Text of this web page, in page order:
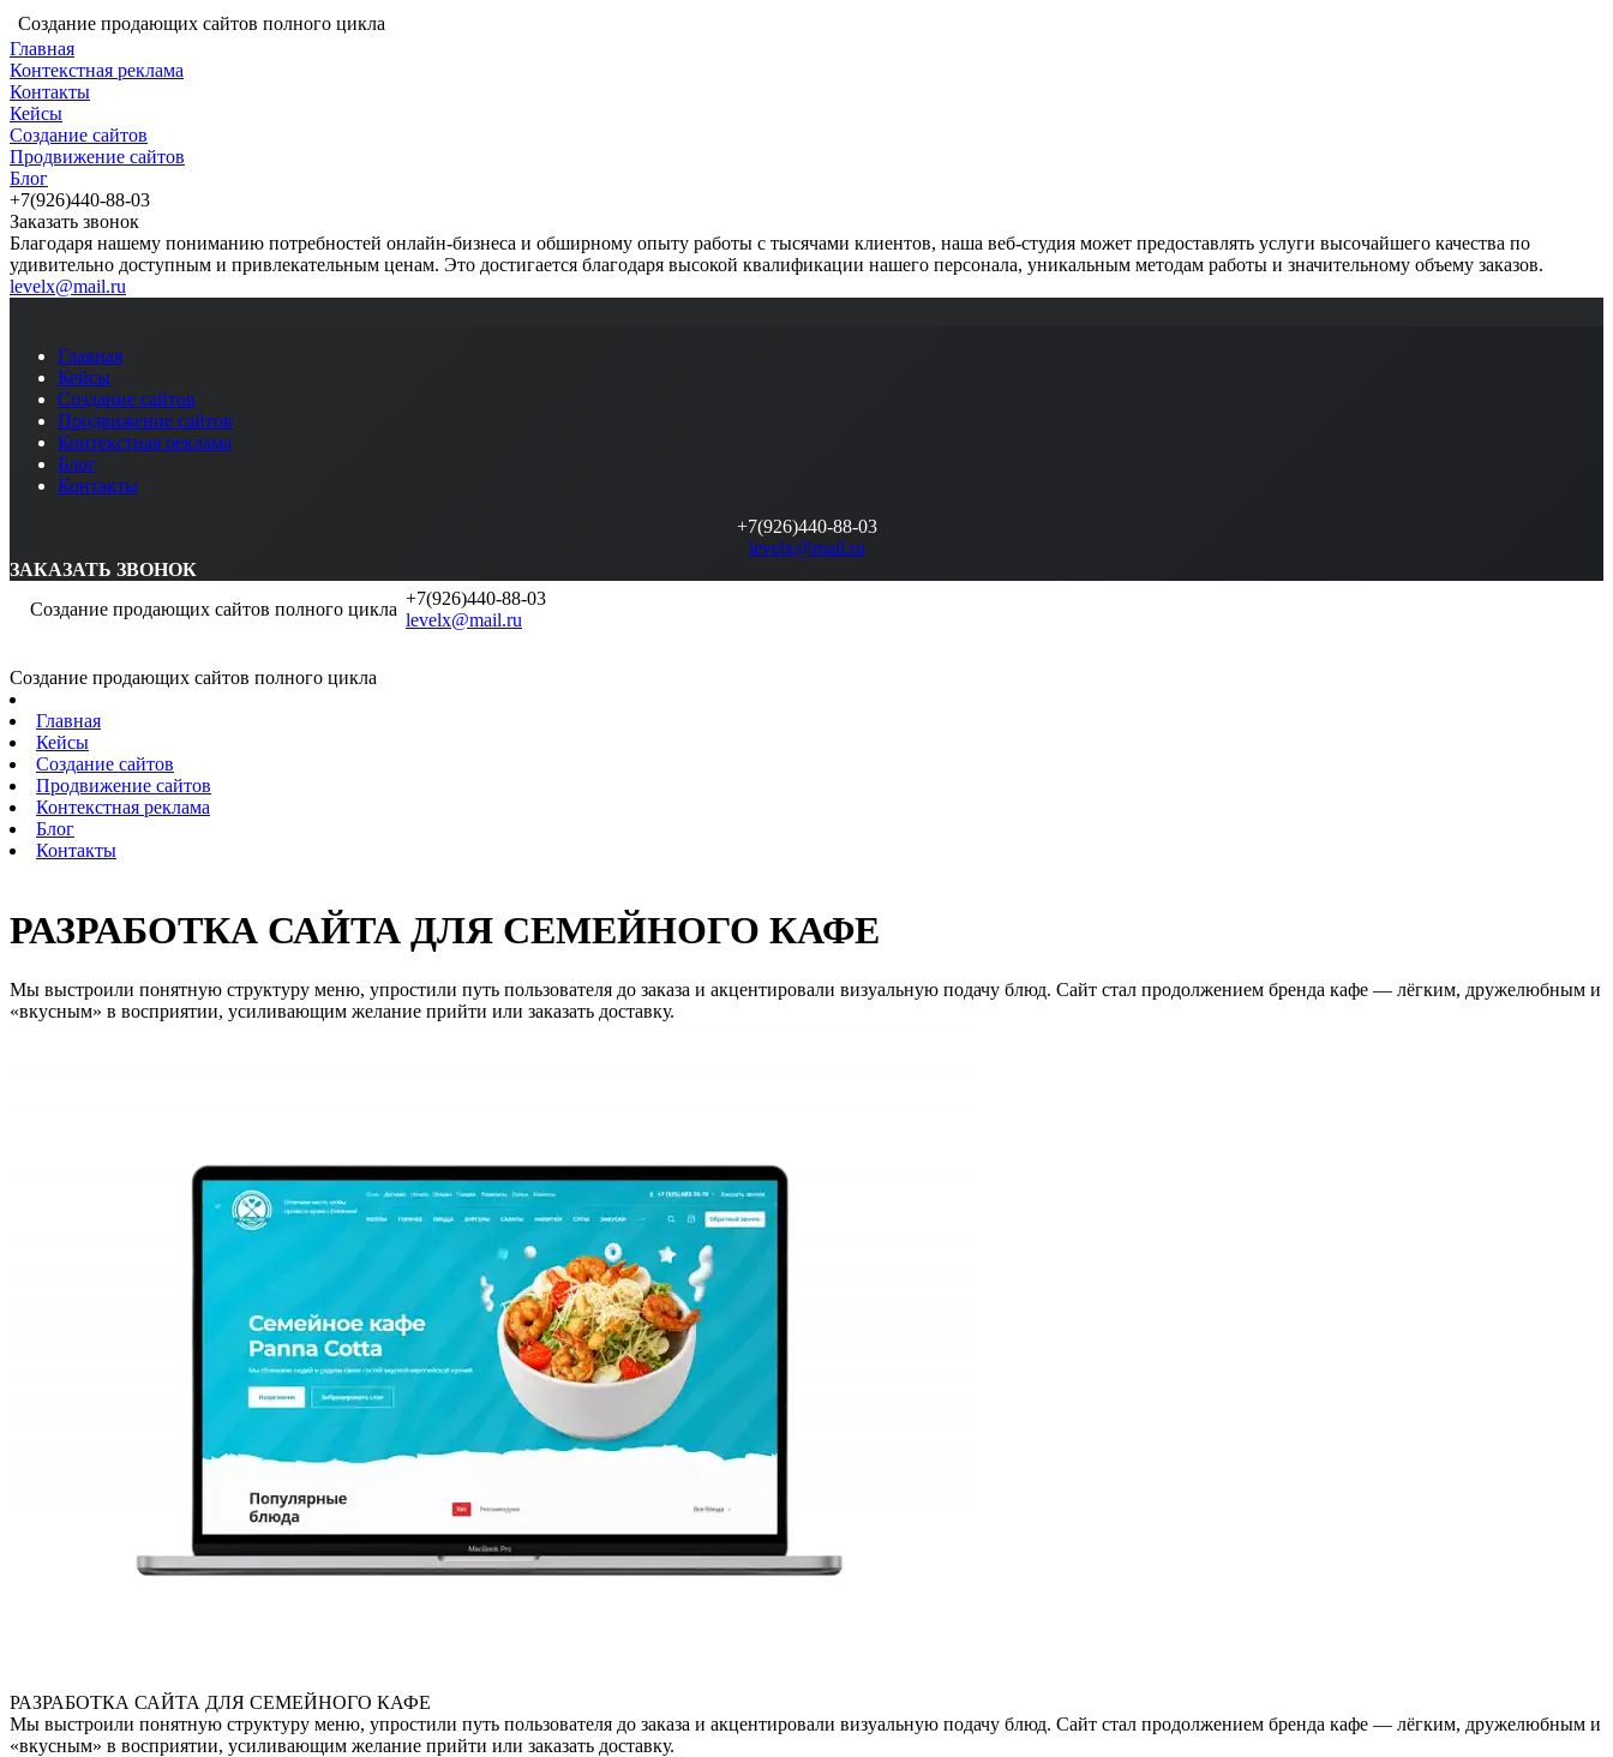
Создание продающих сайтов полного цикла
Главная
Контекстная реклама
Контакты
Кейсы
Создание сайтов
Продвижение сайтов
Блог
+7(926)440-88-03
Заказать звонок
Благодаря нашему пониманию потребностей онлайн-бизнеса и обширному опыту работы с тысячами клиентов, наша веб-студия может предоставлять услуги высочайшего качества по
удивительно доступным и привлекательным ценам. Это достигается благодаря высокой квалификации нашего персонала, уникальным методам работы и значительному объему заказов.
levelx@mail.ru
Главная
Кейсы
Создание сайтов
Продвижение сайтов
Контекстная реклама
Блог
Контакты
+7(926)440-88-03
levelx@mail.ru
ЗАКАЗАТЬ ЗВОНОК
Создание продающих сайтов полного цикла
+7(926)440-88-03
levelx@mail.ru
Создание продающих сайтов полного цикла
Главная
Кейсы
Создание сайтов
Продвижение сайтов
Контекстная реклама
Блог
Контакты
РАЗРАБОТКА САЙТА ДЛЯ СЕМЕЙНОГО КАФЕ
Мы выстроили понятную структуру меню, упростили путь пользователя до заказа и акцентировали визуальную подачу блюд. Сайт стал продолжением бренда кафе — лёгким, дружелюбным и
«вкусным» в восприятии, усиливающим желание прийти или заказать доставку.
РАЗРАБОТКА САЙТА ДЛЯ СЕМЕЙНОГО КАФЕ
Мы выстроили понятную структуру меню, упростили путь пользователя до заказа и акцентировали визуальную подачу блюд. Сайт стал продолжением бренда кафе — лёгким, дружелюбным и
«вкусным» в восприятии, усиливающим желание прийти или заказать доставку.